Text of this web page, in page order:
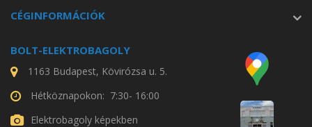
CÉGINFORMÁCIÓK
BOLT-ELEKTROBAGOLY
1163 Budapest, Kövirózsa u. 5.
Hétköznapokon: 7:30- 16:00
Elektrobagoly képekben